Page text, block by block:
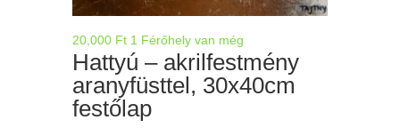
20,000 Ft 1 Férőhely van még
Hattyú – akrilfestmény
aranyfüsttel, 30x40cm
festőlap